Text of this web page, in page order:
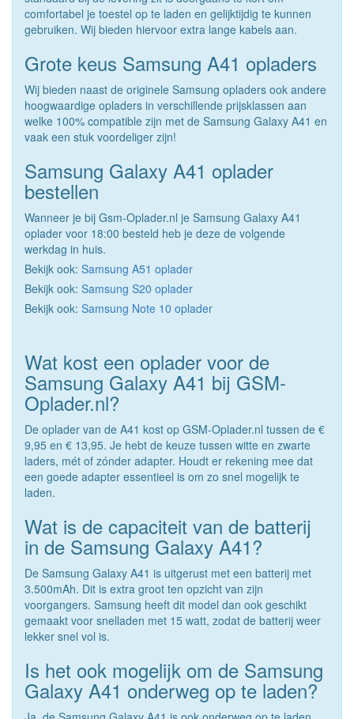
comfortabel je toestel op te laden en gelijktijdig te kunnen
gebruiken. Wij bieden hiervoor extra lange kabels aan.
Grote keus Samsung A41 opladers
Wij bieden naast de originele Samsung opladers ook andere
hoogwaardige opladers in verschillende prijsklassen aan
welke 100% compatible zijn met de Samsung Galaxy A41 en
vaak een stuk voordeliger zijn!
Samsung Galaxy A41 oplader
bestellen
Wanneer je bij Gsm-Oplader.nl je Samsung Galaxy A41
oplader voor 18:00 besteld heb je deze de volgende
werkdag in huis.
Bekijk ook: Samsung A51 oplader
Bekijk ook: Samsung S20 oplader
Bekijk ook: Samsung Note 10 oplader
Wat kost een oplader voor de
Samsung Galaxy A41 bij GSM-
Oplader.nl?
De oplader van de A41 kost op GSM-Oplader.nl tussen de €
9,95 en € 13,95. Je hebt de keuze tussen witte en zwarte
laders, mét of zónder adapter. Houdt er rekening mee dat
een goede adapter essentieel is om zo snel mogelijk te
laden.
Wat is de capaciteit van de batterij
in de Samsung Galaxy A41?
De Samsung Galaxy A41 is uitgerust met een batterij met
3.500mAh. Dit is extra groot ten opzicht van zijn
voorgangers. Samsung heeft dit model dan ook geschikt
gemaakt voor snelladen met 15 watt, zodat de batterij weer
lekker snel vol is.
Is het ook mogelijk om de Samsung
Galaxy A41 onderweg op te laden?